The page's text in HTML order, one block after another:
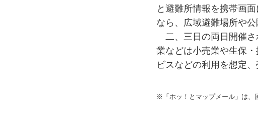
と避難所情報を携帯画
なら、広域避難場所や
二、三日の両日開催さ
業などは小売業や生保
ビスなどの利用を想定
※「ホッ！とマップメール」は、